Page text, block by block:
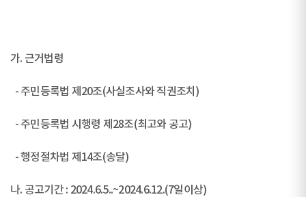
가. 근거법령
- 주민등록법 제20조(사실조사와 직권조치)
- 주민등록법 시행령 제28조(최고와 공고)
- 행정절차법 제14조(송달)
나. 공고기간 : 2024.6.5..~2024.6.12.(7일이상)